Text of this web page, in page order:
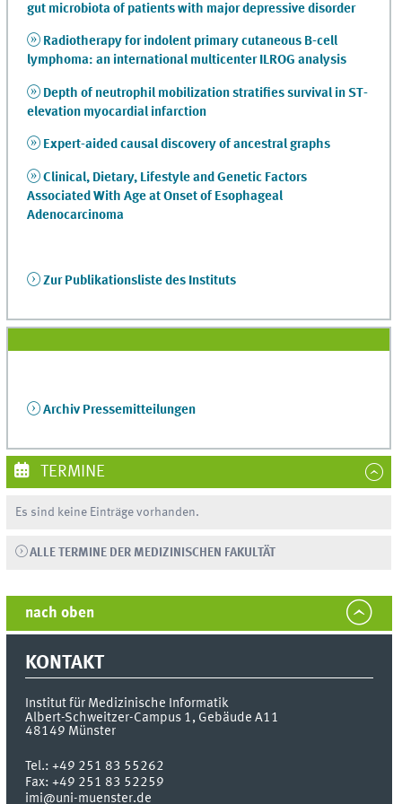
gut microbiota of patients with major depressive disorder
Radiotherapy for indolent primary cutaneous B-cell
lymphoma: an international multicenter ILROG analysis
Depth of neutrophil mobilization stratifies survival in ST-
elevation myocardial infarction
Expert-aided causal discovery of ancestral graphs
Clinical, Dietary, Lifestyle and Genetic Factors
Associated With Age at Onset of Esophageal
Adenocarcinoma
Zur Publikationsliste des Instituts
Archiv Pressemitteilungen
TERMINE
Es sind keine Einträge vorhanden.
ALLE TERMINE DER MEDIZINISCHEN FAKULTÄT
nach oben
KONTAKT
Institut für Medizinische Informatik
Albert-Schweitzer-Campus 1, Gebäude A11
48149 Münster
Tel.:+49 251 83 55262
Fax:+49 251 83 52259
imi@uni-muenster.de